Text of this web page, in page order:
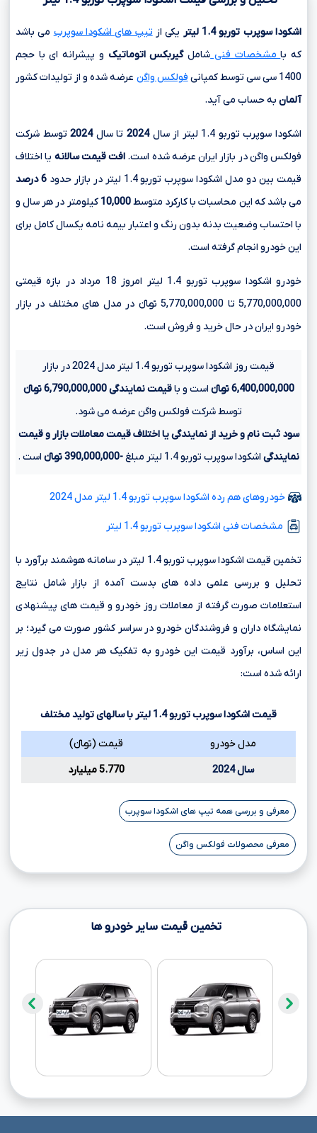
اشکودا سوپرب توربو1.4 لیتر یکی از تیپ های اشکودا سوپرب می باشد
که بامشخصات فنی شاملگیربکس اتوماتیک و پیشرانه ای با حجم
1400 سی سی
توسط کمپانی فولکس واگن عرضه شده و از تولیدات کشور
آلمان به حساب می آید.
اشکودا سوپرب توربو 1.4 لیتر از سال 2024 تا سال2024 توسط شرکت
فولکس واگن در بازار ایران عرضه شده است. افت قیمت سالانه یا اختلاف
قیمت بین دو مدل اشکودا سوپرب توربو 1.4 لیتر در بازار حدود
6 درصد
می باشد که این محاسبات با کارکرد متوسط10,000 کیلومتر در هر سال و
با احتساب وضعیت بدنه بدون رنگ و اعتبار بیمه نامه یکسال کامل برای
این خودرو انجام گرفته است.
خودرو اشکودا سوپرب توربو 1.4 لیتر امروز 18 مرداد در بازه قیمتی
5,770,000,000 تا 5,770,000,000 تومانءءء در مدل های مختلف در بازار
خودرو ایران در حال خرید و فروش است.
قیمت روز اشکودا سوپرب توربو 1.4 لیتر مدل 2024 در بازار
6,400,000,000 تومانءءء
است و باقیمت نمایندگی6,790,000,000 تومانءءء
توسط شرکت فولکس واگن عرضه می شود.
سود ثبت نام و خرید از نمایندگی یا اختلاف قیمت معاملات بازار و قیمت
نمایندگی اشکودا سوپرب توربو 1.4 لیتر مبلغ -390,000,000 تومانءءء است .
خودروهای هم رده اشکودا سوپرب توربو 1.4 لیتر مدل 2024
مشخصات فنی اشکودا سوپرب توربو 1.4 لیتر
تخمین قیمت اشکودا سوپرب توربو 1.4 لیتر در سامانه هوشمند برآورد با
تحلیل و بررسی علمی داده های بدست آمده از بازار شامل نتایج
استعلامات صورت گرفته از معاملات روز خودرو و قیمت های پیشنهادی
نمایشگاه داران و فروشندگان خودرو در سراسر کشور صورت می گیرد؛ بر
این اساس، برآورد قیمت این خودرو به تفکیک هر مدل در جدول زیر
ارائه شده است:
قیمت اشکودا سوپرب توربو1.4 لیتر با سالهای تولید مختلف
مدل خودرو
قیمت (تومانءءء)
سال 2024
5.770 میلیارد
معرفی و بررسی همه تیپ های اشکودا سوپرب
معرفی محصولات فولکس واگن
تخمین قیمت سایر خودرو ها